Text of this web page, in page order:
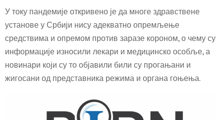
У току пандемије откривено је да многе здравствене
установе у Србији нису адекватно опремљење
средствима и опремом против заразе короном, о чему су
информације износили лекари и медицинско особље, а
новинари који су то објавили били су прогањани и
жигосани од представника режима и органа гоњења.